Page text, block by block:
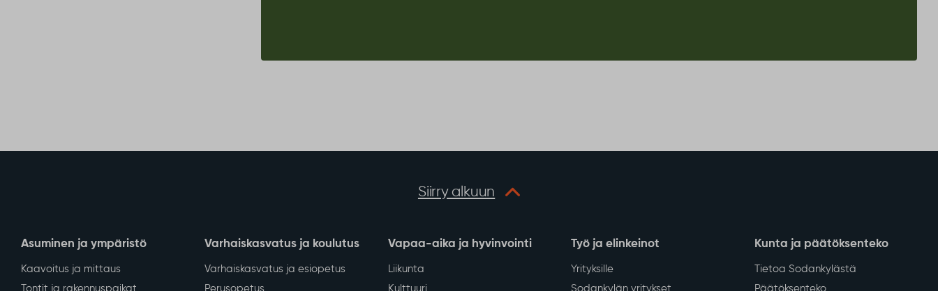
Siirry alkuun
Asuminen ja ympäristö
Kaavoitus ja mittaus
Tontit ja rakennuspaikat
Varhaiskasvatus ja koulutus
Varhaiskasvatus ja esiopetus
Perusopetus
Vapaa-aika ja hyvinvointi
Liikunta
Kulttuuri
Työ ja elinkeinot
Yrityksille
Sodankylän yritykset
Kunta ja päätöksenteko
Tietoa Sodankylästä
Päätöksenteko